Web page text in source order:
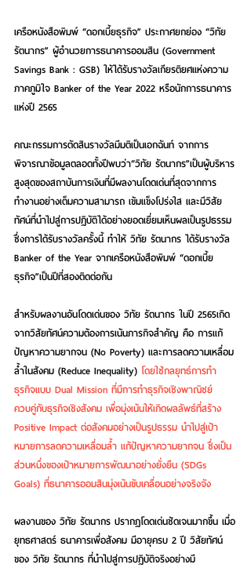
เครือหนังสือพิมพ์ “ดอกเบี้ยธุรกิจ” ประกาศยกย่อง “วิทัย
รัตนากร” ผู้อำนวยการธนาคารออมสิน (Government
Savings Bank : GSB) ให้ได้รับรางวัลเกียรติยศแห่งความ
ภาคภูมิใจ Banker of the Year 2022 หรือนักการธนาคาร
แห่งปี 2565
คณะกรรมการตัดสินรางวัลมีมติเป็นเอกฉันท์ จากการ
พิจารณาข้อมูลตลอดทั้งปีพบว่า“วิทัย รัตนากร”เป็นผู้บริหาร
สูงสุดของสถาบันการเงินที่มีผลงานโดดเด่นที่สุดจากการ
ทำงานอย่างเต็มความสามารถ เข้มแข็งโปร่งใส และมีวิสัย
ทัศน์ที่นำไปสู่การปฏิบัติได้อย่างยอดเยี่ยมเห็นผลเป็นรูปธรรม
ซึ่งการได้รับรางวัลครั้งนี้ ทำให้ วิทัย รัตนากร ได้รับรางวัล
Banker of the Year จากเครือหนังสือพิมพ์ “ดอกเบี้ย
ธุรกิจ”เป็นปีที่สองติดต่อกัน
สำหรับผลงานอันโดดเด่นของ วิทัย รัตนากร ในปี 2565เกิด
จากวิสัยทัศน์ความต้องการเน้นภารกิจสำคัญ คือ การแก้
ปัญหาความยากจน (No Poverty) และการลดความเหลื่อม
ล้ำในสังคม (Reduce Inequality) โดยใช้กลยุทธ์การทำ
ธุรกิจแบบ Dual Mission ที่มีการทำธุรกิจเชิงพาณิชย์
ควบคู่กับธุรกิจเชิงสังคม เพื่อมุ่งเน้นให้เกิดผลลัพธ์ที่สร้าง
Positive Impact ต่อสังคมอย่างเป็นรูปธรรม นำไปสู่เป้า
หมายการลดความเหลื่อมล้ำ แก้ปัญหาความยากจน ซึ่งเป็น
ส่วนหนึ่งของเป้าหมายการพัฒนาอย่างยั่งยืน (SDGs
Goals) ที่ธนาคารออมสินมุ่งเน้นขับเคลื่อนอย่างจริงจัง
ผลงานของ วิทัย รัตนากร ปรากฏโดดเด่นชัดเจนมากขึ้น เมื่อ
ยุทธศาสตร์ ธนาคารเพื่อสังคม มีอายุครบ 2 ปี วิสัยทัศน์
ของ วิทัย รัตนากร ที่นำไปสู่การปฏิบัติจริงอย่างมี